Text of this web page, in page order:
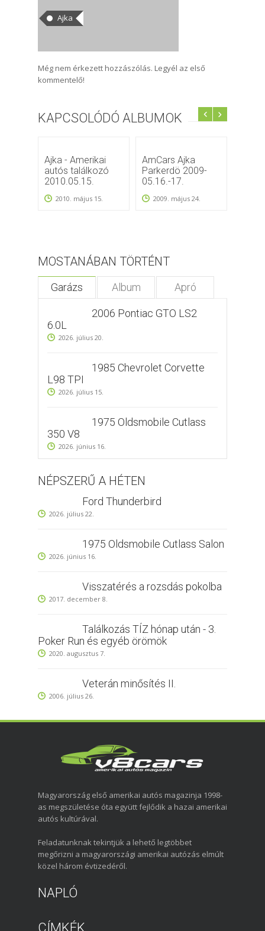
Ajka
Még nem érkezett hozzászólás. Legyél az első
kommentelő!
KAPCSOLÓDÓ ALBUMOK
Ajka - Amerikai
autós találkozó
2010.05.15.
2010. május 15.
AmCars Ajka
Parkerdö 2009-
05.16.-17.
2009. május 24.
MOSTANÁBAN TÖRTÉNT
Garázs Album Apró
2006 Pontiac GTO LS2
6.0L
2026. július 20.
1985 Chevrolet Corvette
L98 TPI
2026. július 15.
1975 Oldsmobile Cutlass
350 V8
2026. június 16.
NÉPSZERŰ A HÉTEN
Ford Thunderbird
2026. július 22.
1975 Oldsmobile Cutlass Salon
2026. június 16.
Visszatérés a rozsdás pokolba
2017. december 8.
Találkozás TÍZ hónap után - 3.
Poker Run és egyéb örömök
2020. augusztus 7.
Veterán minősítés II.
2006. július 26.
Magyarország első amerikai autós magazinja 1998-
as megszületése óta együtt fejlődik a hazai amerikai
autós kultúrával.
Feladatunknak tekintjük a lehető legtöbbet
megőrizni a magyarországi amerikai autózás elmúlt
közel három évtizedéről.
NAPLÓ
CÍMKÉK